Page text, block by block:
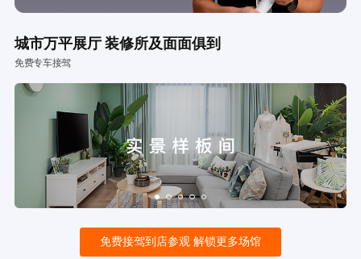
城市万平展厅 装修所及面面俱到
免费专车接驾
免费接驾到店参观 解锁更多场馆